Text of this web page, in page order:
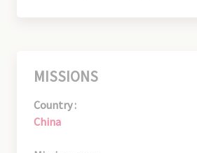
MISSIONS
Country :
China